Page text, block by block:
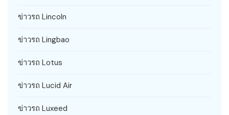
ข่าวรถ Lincoln
ข่าวรถ Lingbao
ข่าวรถ Lotus
ข่าวรถ Lucid Air
ข่าวรถ Luxeed